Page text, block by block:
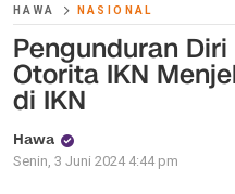
HAWA NASIONAL
Pengunduran
Otorita IKN
di IKN
Hawa
Senin, 3 Juni 2024 4:44 pm